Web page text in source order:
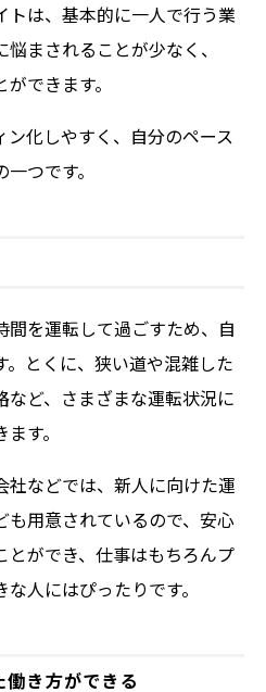
トは、基本的に一人で行う業
まされることが少なく、
できます。
ン化しやすく、自分のペース
つです。
間を運転して過ごすため、自
とくに、狭い道や混雑した
ど、さまざまな運転状況に
す。
社などでは、新人に向けた運
用意されているので、安心
ができ、仕事はもちろんプ
人にはぴったりです。
き方ができる